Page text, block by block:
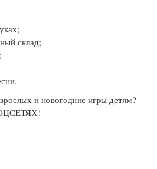
склад;
и новогодние игры детям?